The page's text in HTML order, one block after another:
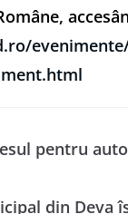
pentru
din Deva